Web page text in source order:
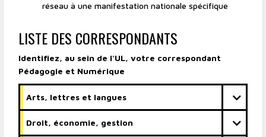
réseau à une manifestation nationale spécifique
LISTE DES CORRESPONDANTS
Identifiez, au sein de l'UL, votre correspondant
Pédagogie et Numérique
Arts, lettres et langues
Droit, économie, gestion